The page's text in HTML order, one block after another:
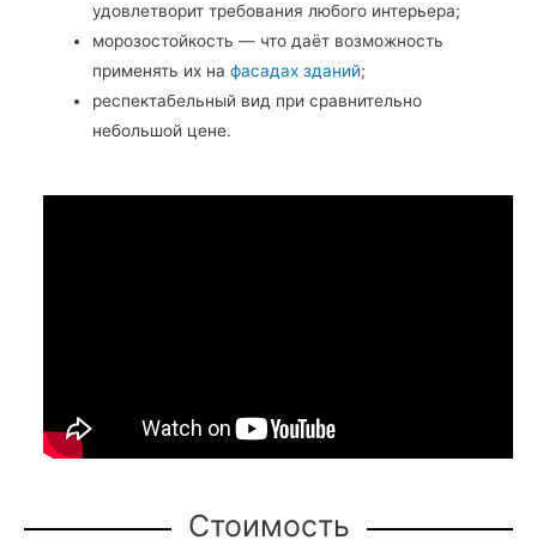
удовлетворит требования любого интерьера;
морозостойкость — что даёт возможность
применять их нафасадах зданий;
респектабельный вид при сравнительно
небольшой цене.
Стоимость